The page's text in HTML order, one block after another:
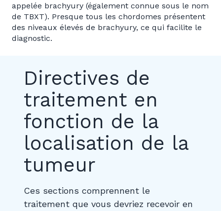
appelée brachyury (également connue sous le nom
de TBXT). Presque tous les chordomes présentent
des niveaux élevés de brachyury, ce qui facilite le
diagnostic.
Directives de
traitement en
fonction de la
localisation de la
tumeur
Ces sections comprennent le
traitement que vous devriez recevoir en